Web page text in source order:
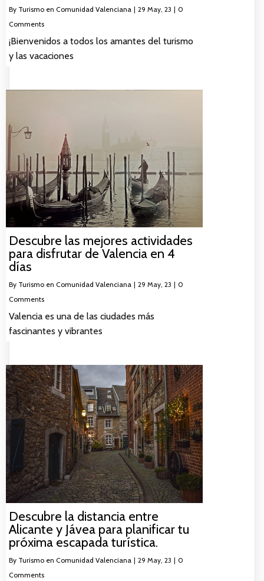
By Turismo en Comunidad Valenciana | 29 May, 23 | 0
Comments
¡Bienvenidos a todos los amantes del turismo
y las vacaciones
Descubre las mejores actividades
para disfrutar de Valencia en 4
días
By Turismo en Comunidad Valenciana | 29 May, 23 | 0
Comments
Valencia es una de las ciudades más
fascinantes y vibrantes
Descubre la distancia entre
Alicante y Jávea para planificar tu
próxima escapada turística.
By Turismo en Comunidad Valenciana | 29 May, 23 | 0
Comments